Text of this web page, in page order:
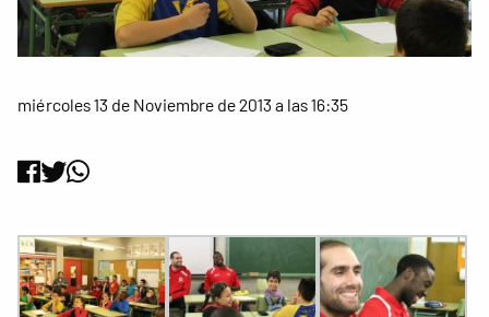
miércoles 13 de Noviembre de 2013 a las 16:35